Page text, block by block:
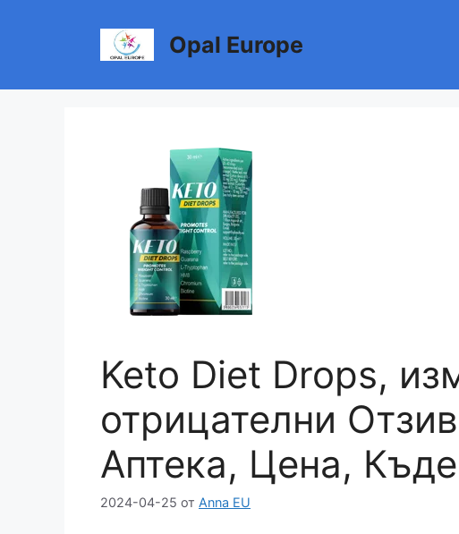
съдържанието
Opal Europe
Keto Diet Drops,
отрицателни
Аптека, Цена,
2024-04-25 от Anna EU